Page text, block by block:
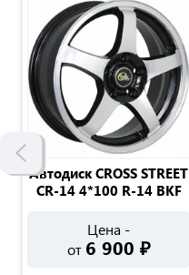
Автодиск CROSS STREET
CR-14 4*100 R-14 BKF
Цена -
от 6 900 ₽